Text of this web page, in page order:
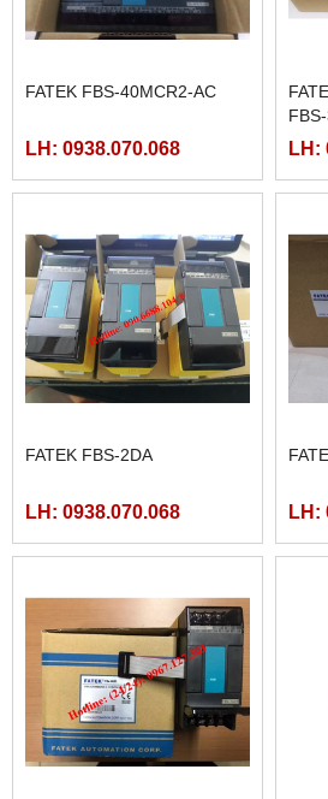
FATEK FBS-40MCR2-AC
LH: 0938.070.068 LH:
FATEK FBS-2DA
LH: 0938.070.068 LH: